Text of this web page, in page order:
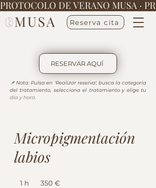
Reserva cita
PROTOCOLO DE VERANO MUSA ·
RESERVAR AQUÍ
📌 Nota: Pulsa en 'Realizar reserva', busca la categoría
del tratamiento, selecciona el tratamiento y elige tu
día y hora.
Micropigmentación
labios
1 h
euros
350 €